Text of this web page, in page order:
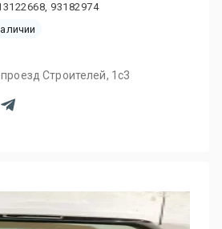
93182974
Строителей, 1с3